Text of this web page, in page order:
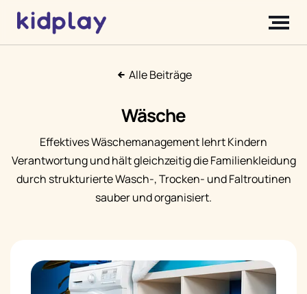
Alle Beiträge
Wäsche
Effektives Wäschemanagement lehrt Kindern
Verantwortung und hält gleichzeitig die Familienkleidung
durch strukturierte Wasch-, Trocken- und Faltroutinen
sauber und organisiert.